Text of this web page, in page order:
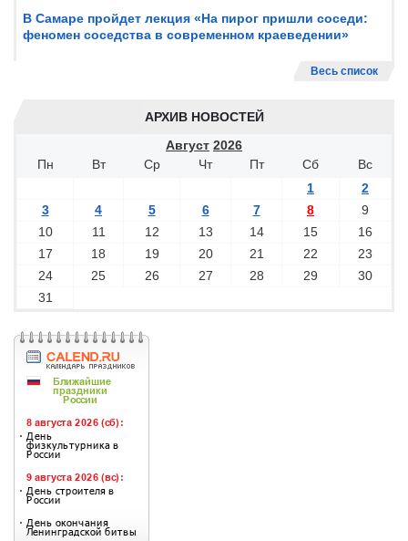
В Самаре пройдет лекция «На пирог пришли соседи:
феномен соседства в современном краеведении»
Весь список
АРХИВ НОВОСТЕЙ
Август 2026
Пн
Вт Ср Чт Пт Сб
Вс
1
2
3
4 5 6 7 8
9
10
11 12 13 14 15
16
17
18 19 20 21 22
23
24
25 26 27 28 29
30
31